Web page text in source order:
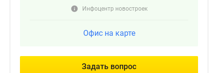
Инфоцентр новостроек
Офис на карте
Задать вопрос